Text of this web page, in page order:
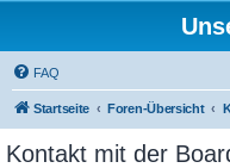
FAQ
Startseite Foren-Übersicht
Kontakt mit der